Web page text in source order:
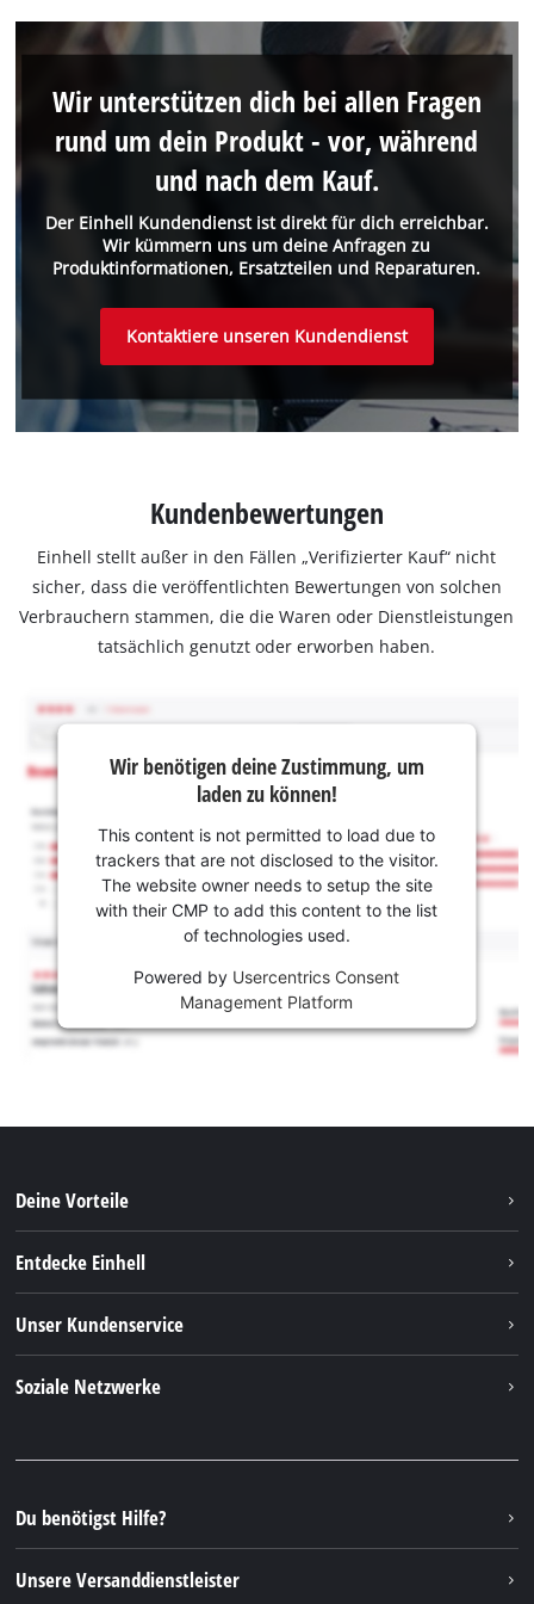
Der Einhell Kundendienst ist direkt für dich erreichbar.
Wir kümmern uns um deine Anfragen zu
Produktinformationen, Ersatzteilen und Reparaturen.
Wir unterstützen dich bei allen Fragen
rund um dein Produkt - vor, während
und nach dem Kauf.
Kontaktiere unseren Kundendienst
Kundenbewertungen
Einhell stellt außer in den Fällen „Verifizierter Kauf“ nicht
sicher, dass die veröffentlichten Bewertungen von solchen
Verbrauchern stammen, die die Waren oder Dienstleistungen
tatsächlich genutzt oder erworben haben.
Wir benötigen deine Zustimmung, um
laden zu können!
This content is not permitted to load due to
trackers that are not disclosed to the visitor.
The website owner needs to setup the site
with their CMP to add this content to the list
of technologies used.
Powered by Usercentrics Consent
Management Platform
Deine Vorteile
Entdecke Einhell
Nachhaltigkeit
Unser Kundenservice
FAQs
Rücksendungen / Widerruf
Soziale Netzwerke
Instagram
TikTok
Pinterest
Du benötigst Hilfe?
Unsere Versanddienstleister